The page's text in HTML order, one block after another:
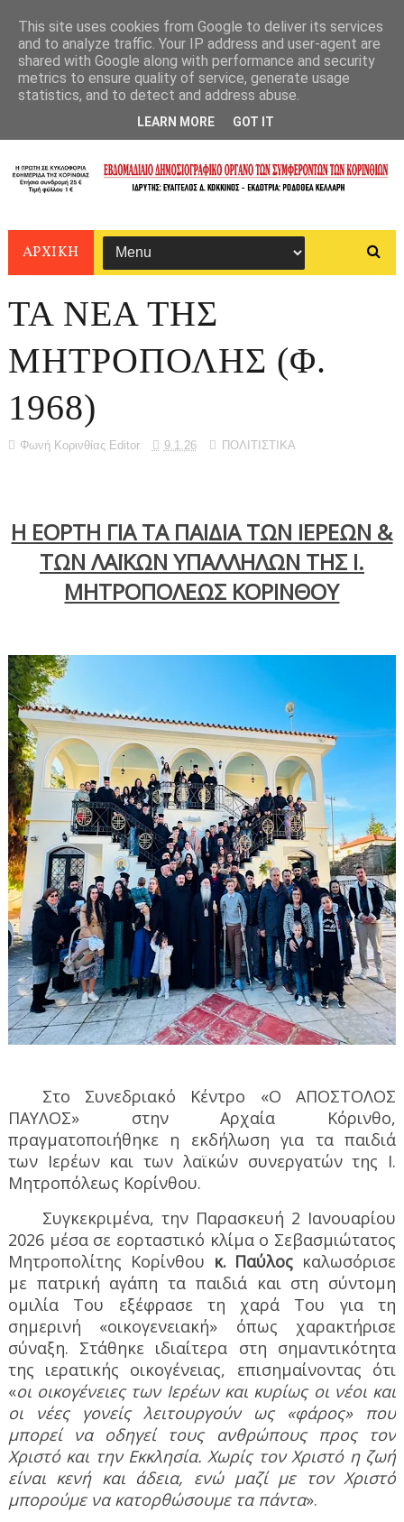
ΑΡΧΙΚΗ
ΤΑ ΝΕΑ ΤΗΣ
ΜΗΤΡΟΠΟΛΗΣ (Φ.
1968)
Φωνή Κορινθίας Editor 9.1.26 ΠΟΛΙΤΙΣΤΙΚΑ
Η ΕΟΡΤΗ ΓΙΑ ΤΑ ΠΑΙΔΙΑ ΤΩΝ ΙΕΡΕΩΝ &
ΤΩΝ ΛΑΪΚΩΝ ΥΠΑΛΛΗΛΩΝ ΤΗΣ Ι.
ΜΗΤΡΟΠΟΛΕΩΣ ΚΟΡΙΝΘΟΥ
Στο Συνεδριακό Κέντρο «Ο ΑΠΟΣΤΟΛΟΣ
ΠΑΥΛΟΣ» στην Αρχαία Κόρινθο,
πραγματοποιήθηκε η εκδήλωση για τα παιδιά
των Ιερέων και των λαϊκών συνεργατών της Ι.
Μητροπόλεως Κορίνθου.
Συγκεκριμένα, την Παρασκευή 2 Ιανουαρίου
2026 μέσα σε εορταστικό κλίμα ο Σεβασμιώτατος
Μητροπολίτης Κορίνθου κ. Παύλος καλωσόρισε
με πατρική αγάπη τα παιδιά και στη σύντομη
ομιλία Του εξέφρασε τη χαρά Του για τη
σημερινή «οικογενειακή» όπως χαρακτήρισε
σύναξη. Στάθηκε ιδιαίτερα στη σημαντικότητα
της ιερατικής οικογένειας, επισημαίνοντας ότι
«οι οικογένειες των Ιερέων και κυρίως οι νέοι και
οι νέες γονείς λειτουργούν ως «φάρος» που
μπορεί να οδηγεί τους ανθρώπους προς τον
Χριστό και την Εκκλησία. Χωρίς τον Χριστό η ζωή
είναι κενή και άδεια, ενώ μαζί με τον Χριστό
μπορούμε να κατορθώσουμε τα πάντα».
This site uses cookies from Google to deliver its services
and to analyze traffic. Your IP address and user-agent are
shared with Google along with performance and security
metrics to ensure quality of service, generate usage
statistics, and to detect and address abuse.
LEARN MORE GOT IT